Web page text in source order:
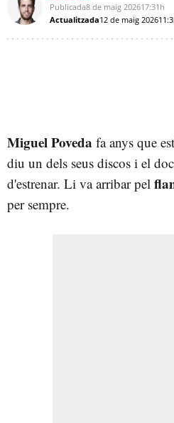
Publicada8 de maig 202617:31h
Actualitzada12 de maig 2026
Miguel Poveda fa anys que
diu un dels seus discos i el
d'estrenar. Li va arribar pel
per sempre.